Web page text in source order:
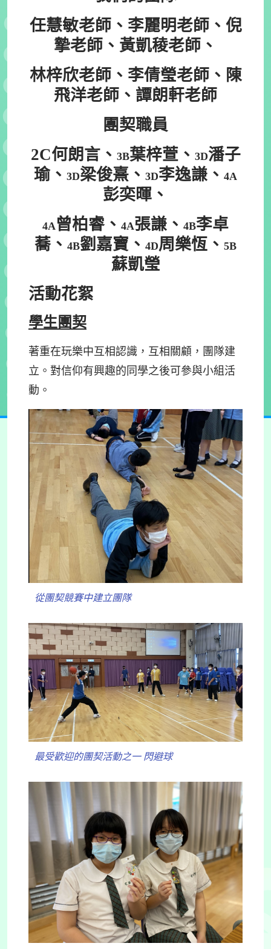
任慧敏老師、李麗明老師、倪
摯老師、黃凱稜老師、
林梓欣老師、李倩瑩老師、陳
飛洋老師、譚朗軒老師
團契職員
2C何朗言、 3B葉梓萱、 3D潘子
瑜、 3D梁俊熹、 3D李逸謙、 4A
彭奕暉、
4A曾柏睿、 4A張謙、 4B李卓
蕎、 4B劉嘉寶、 4D周樂恆、 5B
蘇凱瑩
活動花絮
學生團契
著重在玩樂中互相認識，互相關顧，團隊建
立。對信仰有興趣的同學之後可參與小組活
動。
從團契競賽中建立團隊
最受歡迎的團契活動之一 閃避球